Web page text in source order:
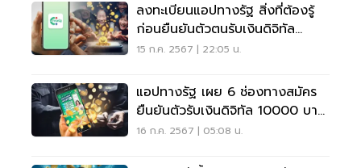
ลงทะเบียนแอปทางรัฐ สิ่งที่ต้องรู้
ก่อนยืนยันตัวตนรับเงินดิจิทัล
10,000
15 ก.ค. 2567 | 22:05 น.
แอปทางรัฐ เผย 6 ช่องทางสมัคร
ยืนยันตัวรับเงินดิจิทัล 10000 บาท
ปลอดภัยชัวร์
16 ก.ค. 2567 | 05:08 น.